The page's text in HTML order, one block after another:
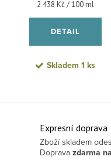
Měrná cena:
2 438 Kč / 100 ml
DETAIL
Skladem 1 ks
Ovládací prvky
Expresní doprava
Zboží skladem
Doprava zdarma